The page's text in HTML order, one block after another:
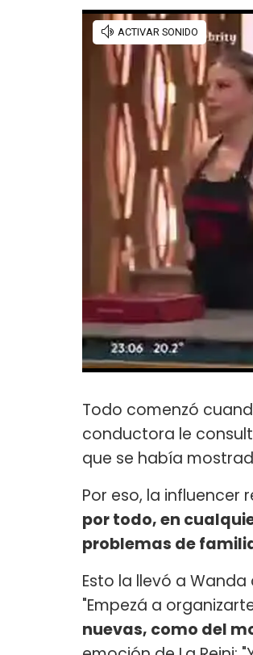
Todo comenzó
conductora le
que se había
Por eso, la influencer
por todo, en
problemas de
Esto la llevó a
"Empezá a
nuevas, como del